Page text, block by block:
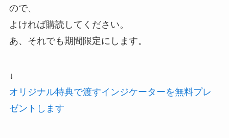
ので、
よければ購読してください。
あ、それでも期間限定にします。
↓
オリジナル特典で渡すインジケーターを無料プレ
ゼントします